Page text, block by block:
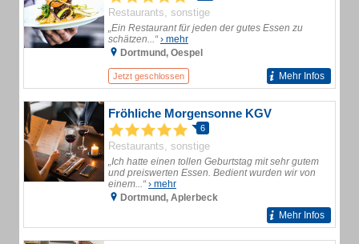
Restaurants, sonstige
„Ein Restaurant für jeden der gutes Essen zu
schätzen...“› mehr
Dortmund, Oespel
Jetzt geschlossen Mehr Infos
Fröhliche Morgensonne KGV
6
Restaurants, sonstige
„Ich hatte einen tollen Geburtstag mit sehr gutem
und preiswerten Essen. Bedient wurden wir von
einem...“› mehr
Dortmund, Aplerbeck
Mehr Infos